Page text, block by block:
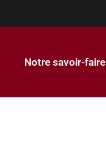
Notre savoir-faire